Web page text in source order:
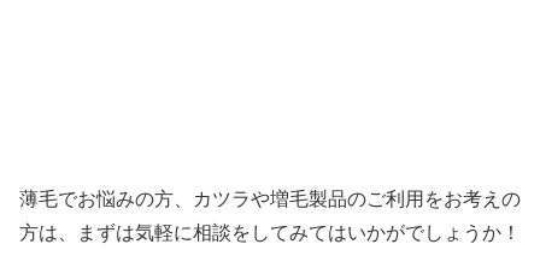
薄毛でお悩みの方、カツラや増毛製品のご利用をお考えの
方は、まずは気軽に相談をしてみてはいかがでしょうか！